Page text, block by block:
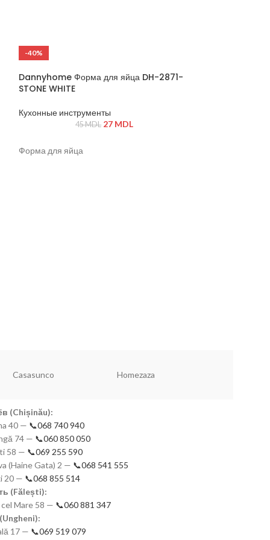
-40%
Dannyhome Форма для яйца DH-2871-
STONE WHITE
Кухонные инструменты
45MDL 27 MDL
Форма для яйца
Dannyhome Vaisselle
(Chișinău):
40 — 📞068 740 940
74 — 📞060 850 050
58 — 📞069 255 590
(Haine Gata) 2 — 📞068 541 555
20 — 📞068 855 514
(Fălești):
Mare 58 — 📞060 881 347
17 — 📞069 519 079